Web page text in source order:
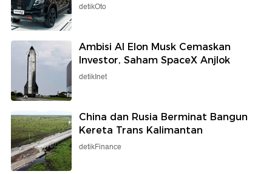
detikOto
Ambisi AI Elon Musk Cemaskan
Investor, Saham SpaceX Anjlok
detikInet
China dan Rusia Berminat Bangun
Kereta Trans Kalimantan
detikFinance